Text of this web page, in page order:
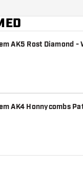
AK5 Rost Diamond
AK4 Honnycombs